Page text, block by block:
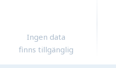
Ingen data
finns tillgänglig